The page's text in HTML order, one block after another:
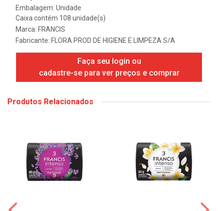
Embalagem: Unidade
Caixa contém 108 unidade(s)
Marca: FRANCIS
Fabricante: FLORA PROD DE HIGIENE E LIMPEZA S/A
Faça seu login ou
cadastre-se para ver preços e comprar
Produtos Relacionados